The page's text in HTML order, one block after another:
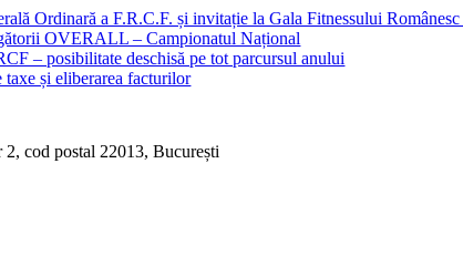
Ordinară a F.R.C.F. și invitație la Gala Fitnessului
OVERALL – Campionatul Național
– posibilitate deschisă pe tot parcursul anului
și eliberarea facturilor
cod postal 22013, București